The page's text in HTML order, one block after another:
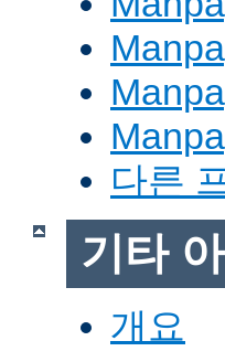
다른
기타
개요